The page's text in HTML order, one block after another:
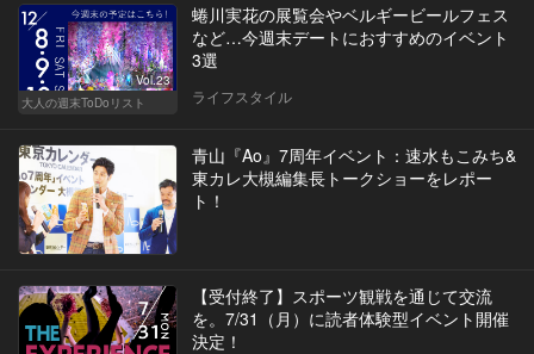
Vol.23
大人の週末ToDoリスト
蜷川実花の展覧会やベルギービールフェス
など…今週末デートにおすすめのイベント
3選
ライフスタイル
青山『Ao』7周年イベント：速水もこみち&
東カレ大槻編集長トークショーをレポー
ト！
【受付終了】スポーツ観戦を通じて交流
を。7/31（月）に読者体験型イベント開催
決定！